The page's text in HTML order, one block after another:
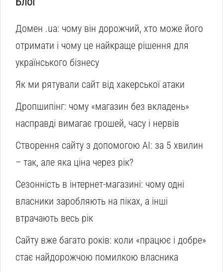
Домен .ua: чому він дорожчий, хто може його
отримати і чому це найкраще рішення для
українського бізнесу
Як ми рятували сайт від хакерської атаки
Дропшипінг: чому «магазин без вкладень»
насправді вимагає грошей, часу і нервів
Створення сайту з допомогою AI: за 5 хвилин
– так, але яка ціна через рік?
Сезонність в інтернет-магазині: чому одні
власники заробляють на піках, а інші
втрачають весь рік
Сайту вже багато років: коли «працює і добре»
стає найдорожчою помилкою власника